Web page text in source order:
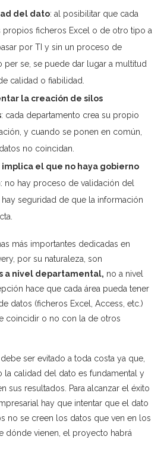
del dato: al posibilitar que cada
propios ficheros Excel o de otro tipo a
por TI y sin un proceso de
per se, se puede dar lugar a multitud
calidad o fiabilidad.
la creación de silos
: cada departamento crea su propio
y cuando se ponen en común,
no coincidan.
el que no haya gobierno
: no hay proceso de validación del
seguridad de que la información
más importantes dedicadas en
por su naturaleza, son
a nivel departamental, no a nivel
hace que cada área pueda tener
datos (ficheros Excel, Access, etc.)
coincidir o no con la de otros
ser evitado a toda costa ya que,
la calidad del dato es fundamental y
sus resultados. Para alcanzar el éxito
hay que intentar que el dato
no se creen los datos que ven en los
dónde vienen, el proyecto habrá